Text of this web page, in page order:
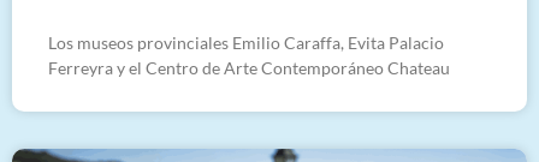
Los museos provinciales Emilio Caraffa, Evita Palacio
Ferreyra y el Centro de Arte Contemporáneo Chateau